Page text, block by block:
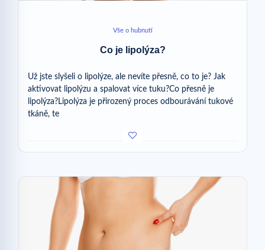
Vše o hubnutí
Co je lipolýza?
Už jste slyšeli o lipolýze, ale nevíte přesně, co to je? Jak
aktivovat lipolýzu a spalovat více tuku?Co přesně je
lipolýza?Lipolýza je přirozený proces odbourávání tukové
tkáně, te